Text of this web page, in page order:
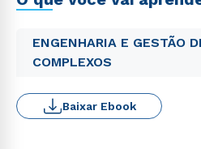
ENGENHARIA E GESTÃO
COMPLEXOS
Baixar Ebook